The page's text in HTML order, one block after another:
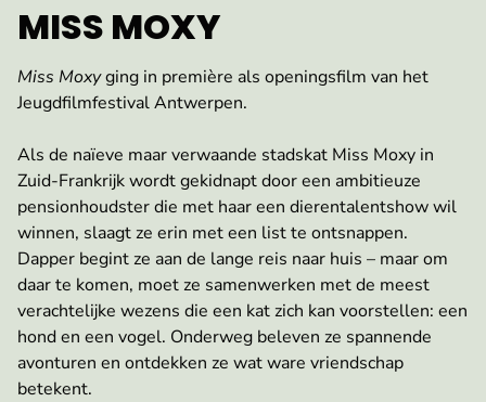
MISS MOXY
Miss Moxyging in première als openingsfilm van het
Jeugdfilmfestival Antwerpen.
Als de naïeve maar verwaande stadskat Miss Moxy in
Zuid-Frankrijk wordt gekidnapt door een ambitieuze
pensionhoudster die met haar een dierentalentshow wil
winnen, slaagt ze erin met een list te ontsnappen.
Dapper begint ze aan de lange reis naar huis – maar om
daar te komen, moet ze samenwerken met de meest
verachtelijke wezens die een kat zich kan voorstellen: een
hond en een vogel. Onderweg beleven ze spannende
avonturen en ontdekken ze wat ware vriendschap
betekent.